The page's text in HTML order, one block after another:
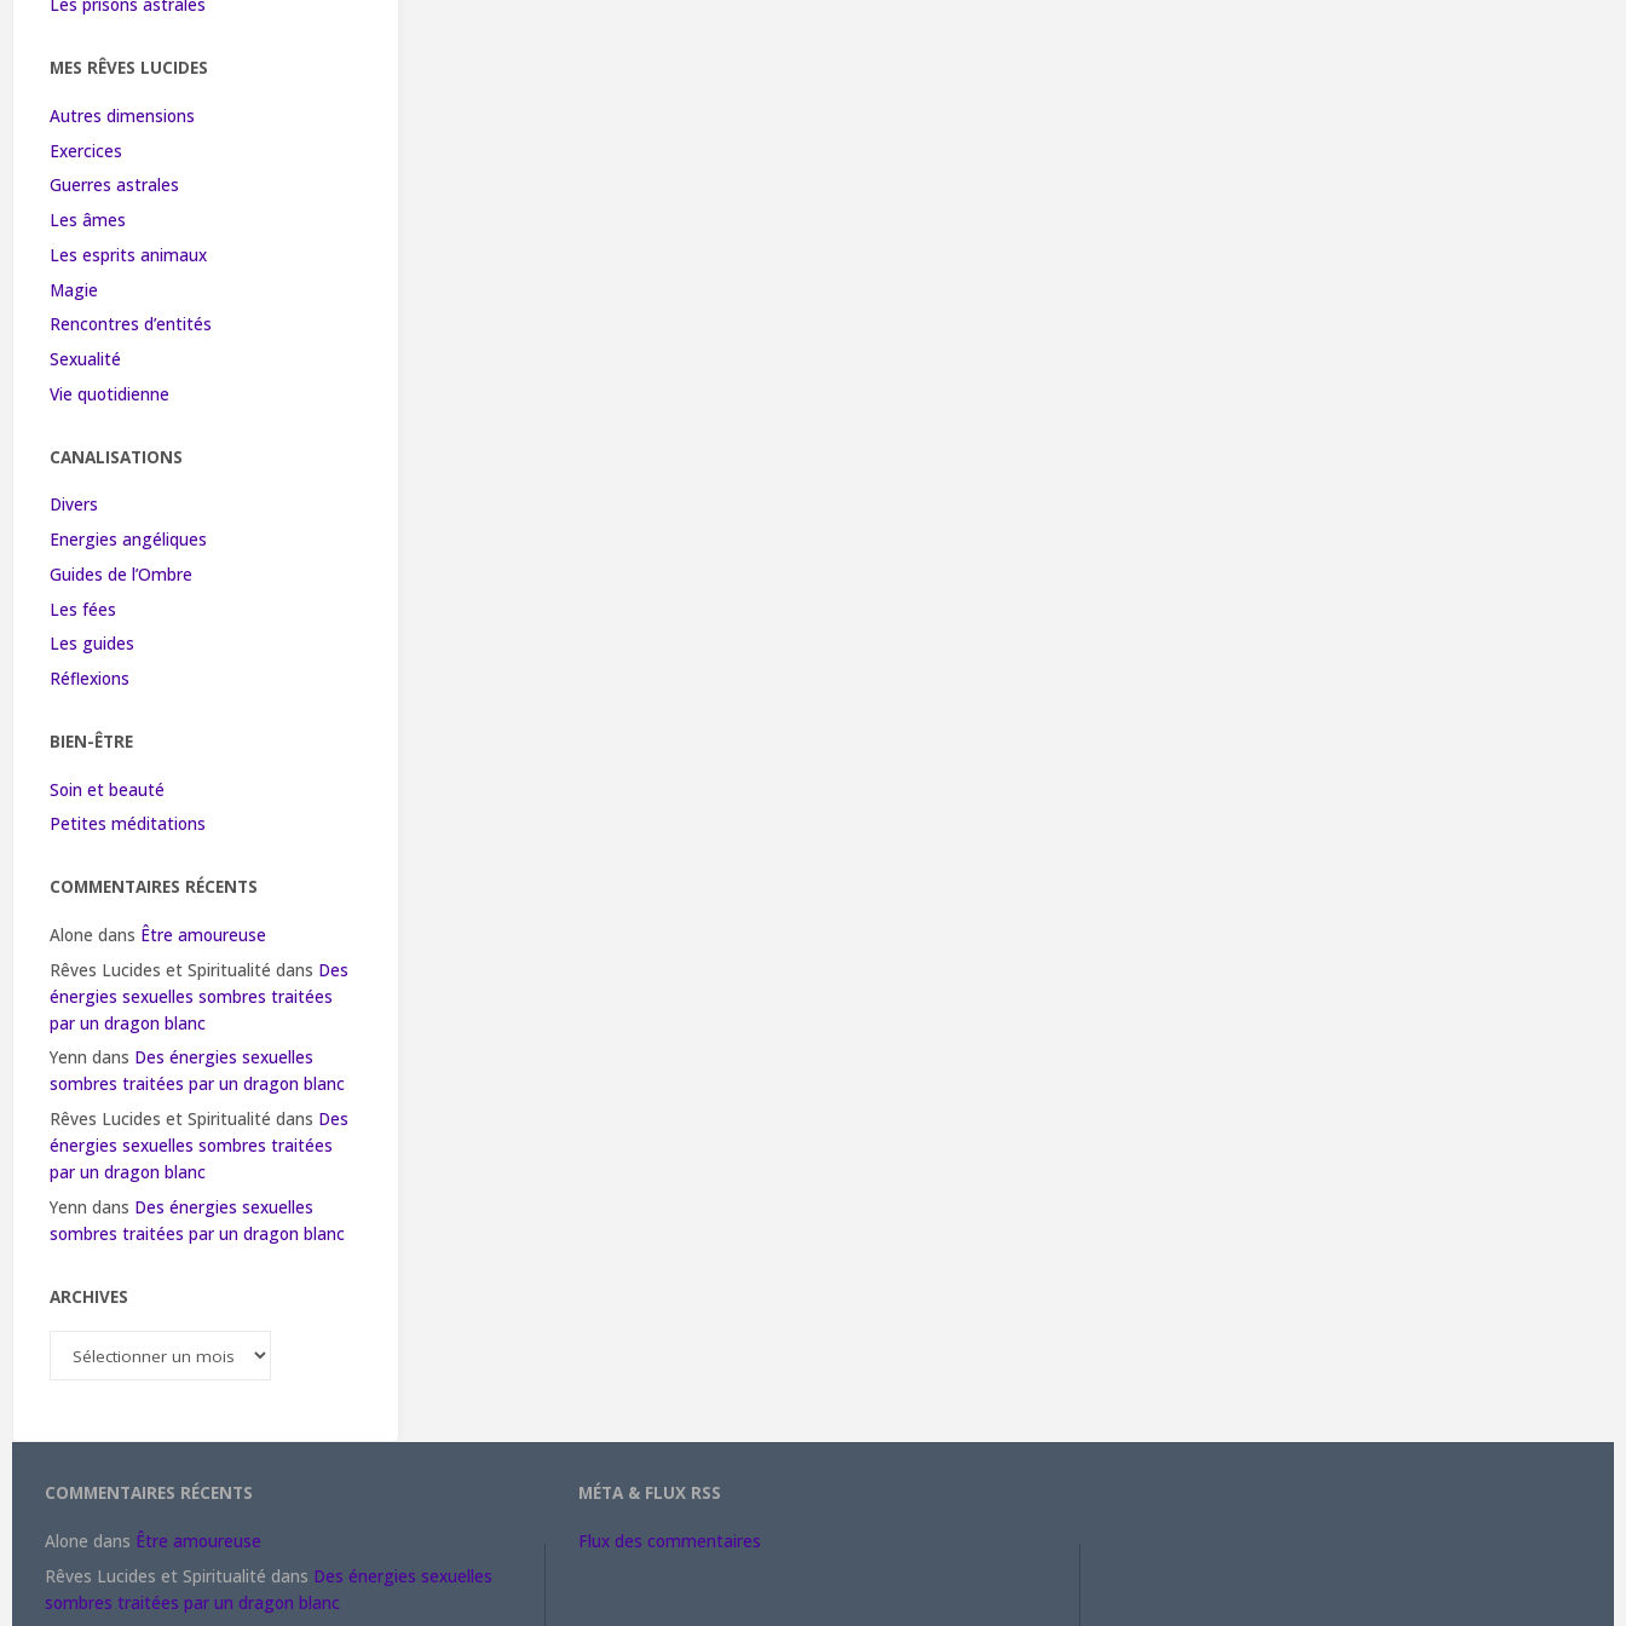
Les prisons astrales
MES RÊVES LUCIDES
Autres dimensions
Exercices
Guerres astrales
Les âmes
Les esprits animaux
Magie
Rencontres d’entités
Sexualité
Vie quotidienne
CANALISATIONS
Divers
Energies angéliques
Guides de l’Ombre
Les fées
Les guides
Réflexions
BIEN-ÊTRE
Soin et beauté
Petites méditations
COMMENTAIRES RÉCENTS
Alone dans Être amoureuse
Rêves Lucides et Spiritualité dans Des
énergies sexuelles sombres traitées
par un dragon blanc
Yenn dans Des énergies sexuelles
sombres traitées par un dragon blanc
Rêves Lucides et Spiritualité dans Des
énergies sexuelles sombres traitées
par un dragon blanc
Yenn dans Des énergies sexuelles
sombres traitées par un dragon blanc
ARCHIVES
COMMENTAIRES RÉCENTS
Alone dans Être amoureuse
Rêves Lucides et Spiritualité dans Des énergies sexuelles
sombres traitées par un dragon blanc
MÉTA & FLUX RSS
Flux des commentaires